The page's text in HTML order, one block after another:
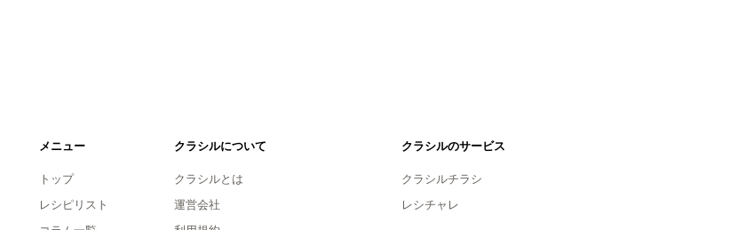
メニュー
トップ
レシピリスト
クラシルについて
クラシルとは
運営会社
クラシルのサービス
クラシルチラシ
レシチャレ